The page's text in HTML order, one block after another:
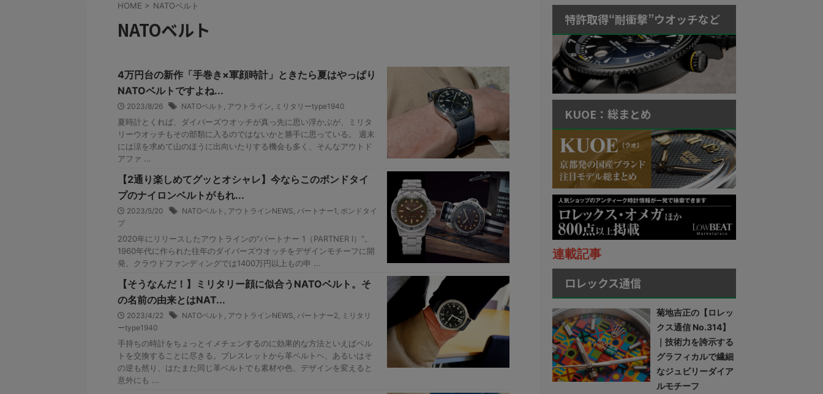
HOME > NATOベルト
NATOベルト
4万円台の新作「手巻き×軍顔時計」ときたら夏はやっぱり
NATOベルトですよね...
2023/8/26 NATOベルト , アウトライン, ミリタリーtype1940
夏時計とくれば、ダイバーズウオッチが真っ先に思い浮かぶが、ミリタ
リーウオッチもその部類に入るのではないかと勝手に思っている。 週末
には涼を求めて山のほうに出向いたりする機会も多く、そんなアウトド
アファ ...
【2通り楽しめてグッとオシャレ】今ならこのボンドタイ
プのナイロンベルトがもれ...
2023/5/20 NATOベルト , アウトラインNEWS, パートナー1, ボンドタイ
プ
2020年にリリースしたアウトラインの“パートナー 1（PARTNER I）”。
1960年代に作られた往年のダイバーズウオッチをデザインモチーフに開
発。クラウドファンディングでは1400万円以上もの申 ...
【そうなんだ！】ミリタリー顔に似合うNATOベルト。そ
の名前の由来とはNAT...
2023/4/22 NATOベルト , アウトラインNEWS, パートナー2, ミリタリ
ーtype1940
手持ちの時計をちょっとイメチェンするのに効果的な方法といえばベル
トを交換することに尽きる。ブレスレットから革ベルトヘ、あるいはそ
の逆も然り、はたまた同じ革ベルトでも素材や色、デザインを変えると
意外にも ...
特許取得“耐衝撃”ウオッチなど
KUOE：総まとめ
連載記事
ロレックス通信
菊地吉正の【ロレッ
クス通信 No.314】
｜技術力を誇示する
グラフィカルで繊細
なジュビリーダイア
ルモチーフ